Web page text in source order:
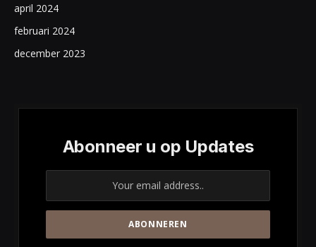
april 2024
februari 2024
december 2023
Abonneer u op Updates